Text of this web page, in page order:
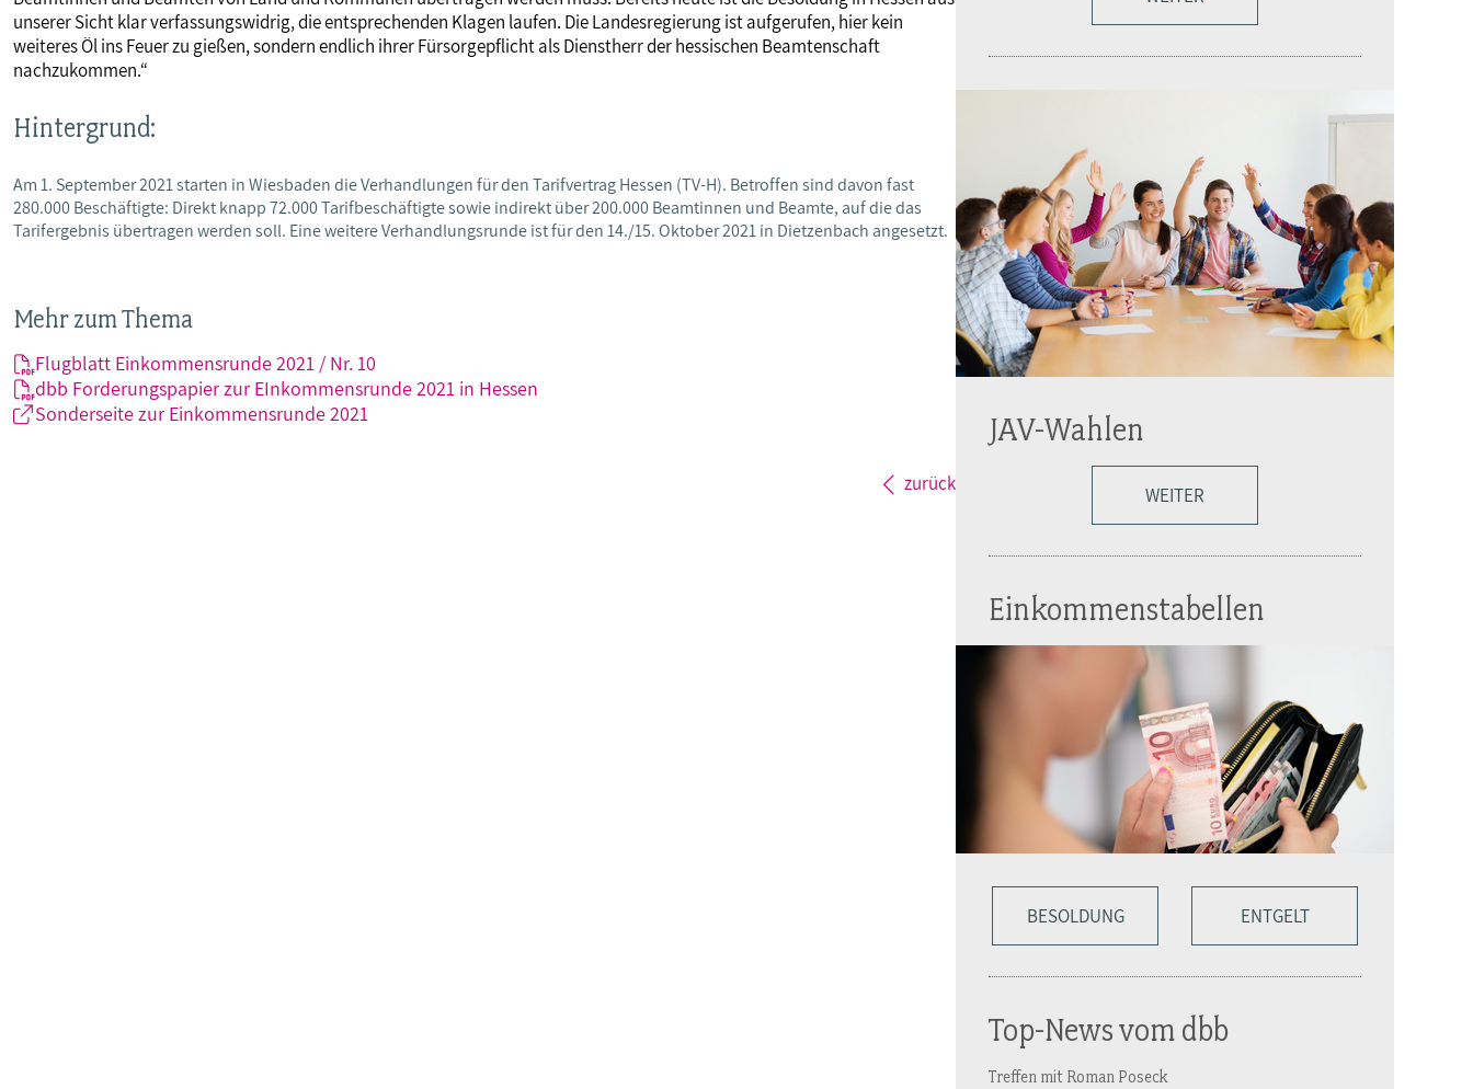
unserer Sicht klar verfassungswidrig, die entsprechenden Klagen laufen. Die Landesregierung ist aufgerufen, hier kein
weiteres Öl ins Feuer zu gießen, sondern endlich ihrer Fürsorgepflicht als Dienstherr der hessischen Beamtenschaft
nachzukommen.“
Hintergrund:
Am 1. September 2021 starten in Wiesbaden die Verhandlungen für den Tarifvertrag Hessen (TV-H). Betroffen sind davon fast
280.000 Beschäftigte: Direkt knapp 72.000 Tarifbeschäftigte sowie indirekt über 200.000 Beamtinnen und Beamte, auf die das
Tarifergebnis übertragen werden soll. Eine weitere Verhandlungsrunde ist für den 14./15. Oktober 2021 in Dietzenbach angesetzt.
Mehr zum Thema
Flugblatt Einkommensrunde 2021 / Nr. 10
dbb Forderungspapier zur EInkommensrunde 2021 in Hessen
Sonderseite zur Einkommensrunde 2021
zurück
JAV-Wahlen
WEITER
Einkommenstabellen
BESOLDUNG ENTGELT
Top-News vom dbb
Treffen mit Roman Poseck